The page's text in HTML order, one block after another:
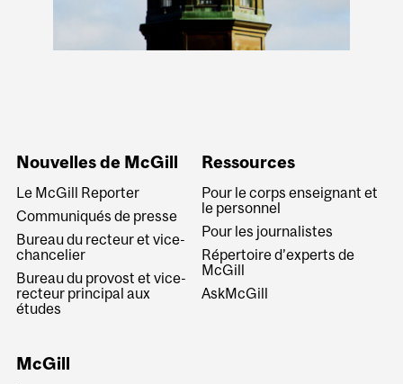
Nouvelles de McGill
Le McGill Reporter
Communiqués de presse
Bureau du recteur et vice-
chancelier
Bureau du provost et vice-
recteur principal aux
études
Ressources
Pour le corps enseignant et
le personnel
Pour les journalistes
Répertoire d’experts de
McGill
AskMcGill
McGill